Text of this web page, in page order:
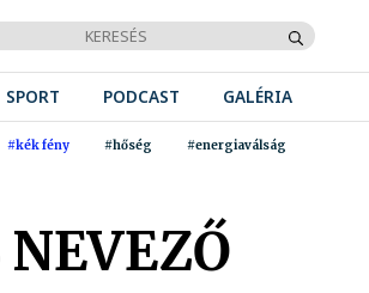
SPORT PODCAST GALÉRIA
#kék fény #hőség #energiaválság